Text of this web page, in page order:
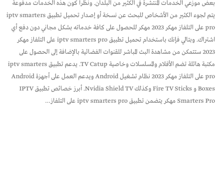
بعض موزعي الخدمات المنتشرة في الكثير من البلدان. ونظرا كون هذه الخدمات مدفوعة
يتم لجوء الكثير من الأشخاص للبحث عن نسخة أو إصدار تحميل تطبيق iptv smarters
pro على التلفاز مهكر 2023 مهكر للحصول على كافة خدماته بشكل مجاني دون دفع أي
اشتراك. وبتالي فإنك باستخدام تحميل تطبيق iptv smarters pro على التلفاز مهكر
2023 ستتمكن من مشاهدة البث المباشر للقنوات الفضائية بالإضافة إلى الحصول على
مكتبة هائلة تضم الأفلام والمسلسلات وخاصية TV Catup. يدعم تطبيق iptv smarters
pro على التلفاز مهكر 2023 نظام تشغيل Android ويدعم العمل على أجهزة Android
Boxes و Fire TV Sticks وكذلك Nvidia Shield TV. أبرز خصائص تطبيق IPTV
Smarters Pro مهكر يتضمن تطبيق iptv smarters pro على التلفاز…